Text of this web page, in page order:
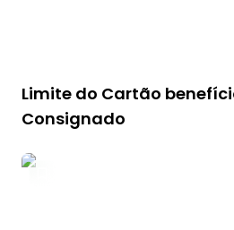
Limite do Cartão
Consignado